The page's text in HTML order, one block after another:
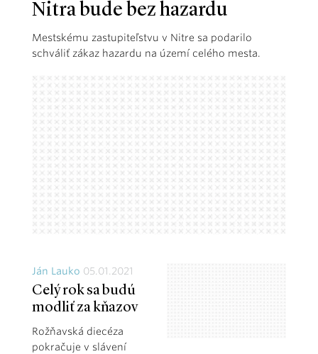
Nitra bude bez hazardu
Mestskému zastupiteľstvu v Nitre sa podarilo
schváliť zákaz hazardu na území celého mesta.
Ján Lauko 05.01.2021
Celý rok sa budú
modliť za kňazov
Rožňavská diecéza
pokračuje v slávení